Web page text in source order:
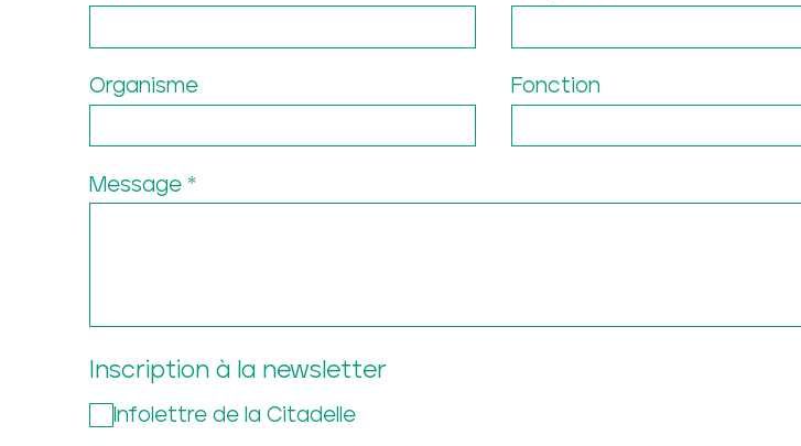
Organisme Fonction
Message
Inscription à la newsletter
Infolettre de la Citadelle